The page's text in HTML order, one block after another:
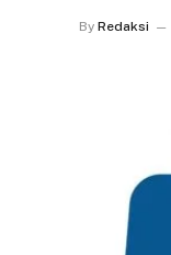
By Redaksi